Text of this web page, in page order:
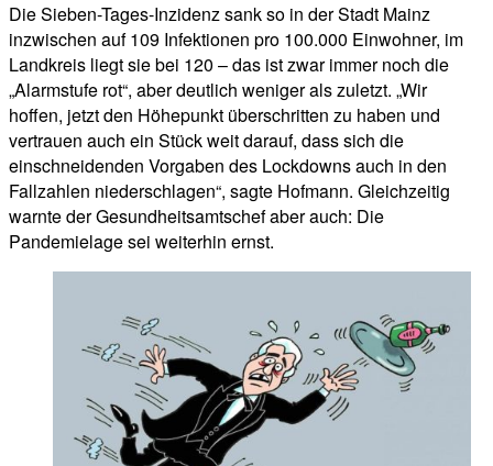
Die Sieben-Tages-Inzidenz sank so in der Stadt Mainz
inzwischen auf 109 Infektionen pro 100.000 Einwohner, im
Landkreis liegt sie bei 120 – das ist zwar immer noch die
„Alarmstufe rot“, aber deutlich weniger als zuletzt. „Wir
hoffen, jetzt den Höhepunkt überschritten zu haben und
vertrauen auch ein Stück weit darauf, dass sich die
einschneidenden Vorgaben des Lockdowns auch in den
Fallzahlen niederschlagen“, sagte Hofmann. Gleichzeitig
warnte der Gesundheitsamtschef aber auch: Die
Pandemielage sei weiterhin ernst.